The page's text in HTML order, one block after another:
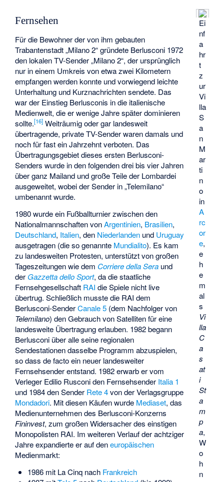
Ei
nf
a
hr
t
z
ur
Vi
lla
S
a
n
M
ar
ti
n
o
in
A
rc
or
e,
e
h
e
m
al
s
Vi
lla
C
a
s
at
i
St
a
m
p
a,
W
o
h
n
Fernsehen
Für die Bewohner der von ihm gebauten
Trabantenstadt „Milano 2“ gründete Berlusconi 1972
den lokalen TV-Sender „Milano 2“, der ursprünglich
nur in einem Umkreis von etwa zwei Kilometern
empfangen werden konnte und vorwiegend leichte
Unterhaltung und Kurznachrichten sendete. Das
war der Einstieg Berlusconis in die italienische
Medienwelt, die er wenige Jahre später dominieren
sollte.[16] Weiträumig oder gar landesweit
übertragende, private TV-Sender waren damals und
noch für fast ein Jahrzehnt verboten. Das
Übertragungsgebiet dieses ersten Berlusconi-
Senders wurde in den folgenden drei bis vier Jahren
über ganz Mailand und große Teile der Lombardei
ausgeweitet, wobei der Sender in „Telemilano“
umbenannt wurde.
1980 wurde ein Fußballturnier zwischen den
Nationalmannschaften vonArgentinien, Brasilien,
Deutschland, Italien, den Niederlanden und Uruguay
ausgetragen (die so genannte Mundialito). Es kam
zu landesweiten Protesten, unterstützt von großen
Tageszeitungen wie dem Corriere della Sera und
der Gazzetta dello Sport, da die staatliche
Fernsehgesellschaft RAI die Spiele nicht live
übertrug. Schließlich musste die RAI dem
Berlusconi-SenderCanale 5 (dem Nachfolger von
Telemilano) den Gebrauch von Satelliten für eine
landesweite Übertragung erlauben. 1982 begann
Berlusconi über alle seine regionalen
Sendestationen dasselbe Programm abzuspielen,
so dass de facto ein neuer landesweiter
Fernsehsender entstand. 1982 erwarb er vom
Verleger Edilio Rusconiden Fernsehsender Italia 1
und 1984 den Sender Rete 4von der Verlagsgruppe
Mondadori. Mit diesen Käufen wurde Mediaset, das
Medienunternehmen des Berlusconi-Konzerns
Fininvest, zum großen Widersacher des einstigen
Monopolisten RAI. Im weiteren Verlauf der achtziger
Jahre expandierte er auf deneuropäischen
Medienmarkt:
1986 mit La Cinqnach Frankreich